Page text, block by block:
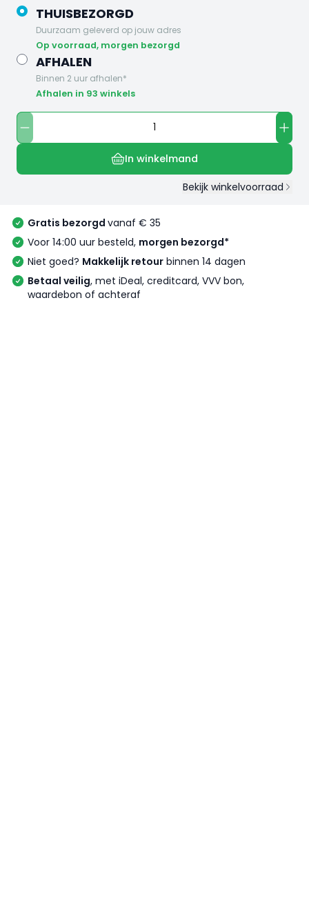
THUISBEZORGD
Duurzaam geleverd op jouw adres
op voorraad, morgen bezorgd
AFHALEN
Binnen 2 uur afhalen*
Afhalen in 93 winkels
In winkelmand
Bekijk winkelvoorraad
Gratis bezorgd vanaf € 35
Voor 14:00 uur besteld, morgen bezorgd*
Niet goed? Makkelijk retour binnen 14 dagen
Betaal veilig, met iDeal, creditcard, VVV bon,
waardebon of achteraf